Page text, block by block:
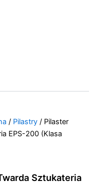
/ Pilastry / Pilaster
EPS-200 (Klasa
Sztukateria